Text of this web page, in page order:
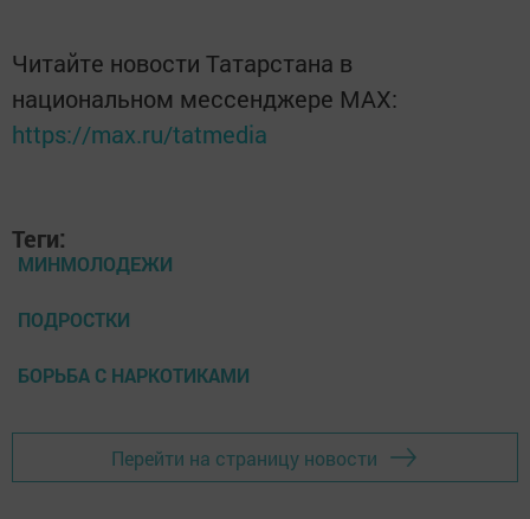
Читайте новости Татарстана в
национальном мессенджере MАХ:
https://max.ru/tatmedia
Теги:
МИНМОЛОДЕЖИ
ПОДРОСТКИ
БОРЬБА С НАРКОТИКАМИ
Перейти на страницу новости